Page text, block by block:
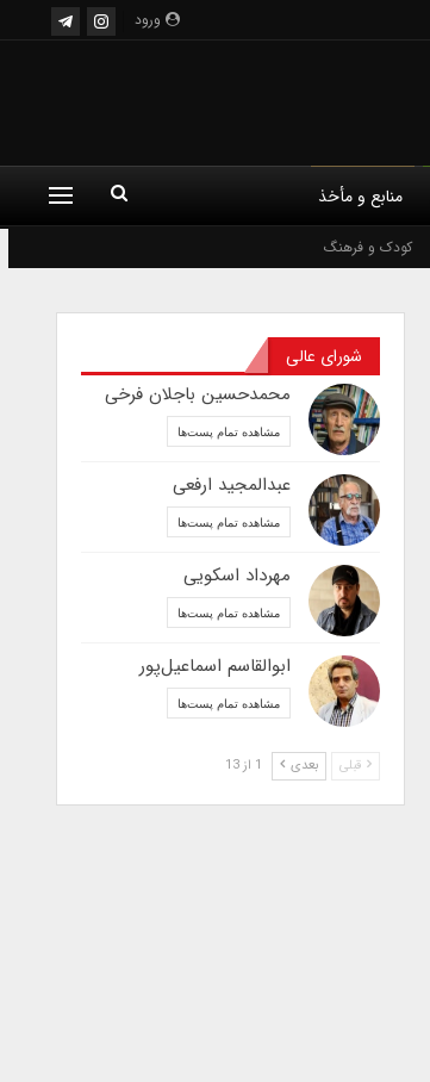
ورود
کودک و فرهنگ
منابع و مأخذ
شورای عالی
محمدحسین باجلان فرخی
مشاهده تمام پست‌ها
عبدالمجید ارفعی
مشاهده تمام پست‌ها
مهرداد اسکویی
مشاهده تمام پست‌ها
ابوالقاسم اسماعیل‌پور
مشاهده تمام پست‌ها
قبلی بعدی 1 از 13